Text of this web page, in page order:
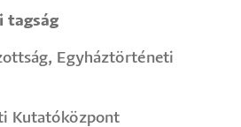
tagság
Egyháztörténeti
Kutatóközpont